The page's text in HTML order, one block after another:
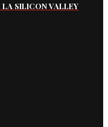
SILICON VALLEY